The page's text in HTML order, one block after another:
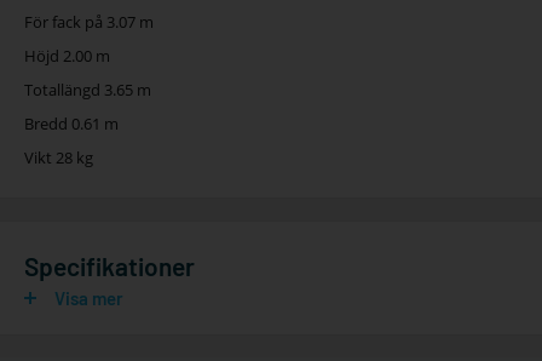
För fack på 3.07 m
Höjd 2.00 m
Totallängd 3.65 m
Bredd 0.61 m
Vikt 28 kg
Specifikationer
Visa mer